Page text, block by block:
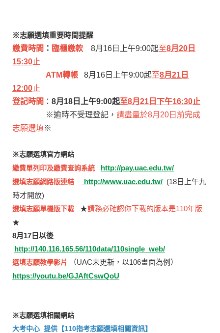
※志願選填重要時間提醒
繳費時間 ： 臨櫃繳款 8月16日上午9:00起至8月20日
15:30止
ATM轉帳 8月16日上午9:00起至8月21日
12:00止
登記時間 ： 8月18日上午9:00起至8月21日下午16:30止
※逾時不受理登記， 請盡量於8月20日前完成
志願選填※
※志願選填官方網站
繳費單列印及繳費查詢系統
http://pay.uac.edu.tw/
選填志願網路版連結 http://www.uac.edu.tw/ (18日上午九
時才開放)
選填志願單機版下載 ★請務必確認你下載的版本是110年版
★
8月17日以後
http://140.116.165.56/110data/110single_web/
選填志願教學影片
（UAC未更新，以106畫面為例）
https://youtu.be/GJAftCswQoU
※志願選填相關網站
大考中心 提供【110指考志願選填相關資訊】